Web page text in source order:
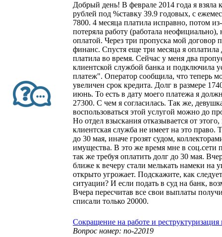
Добрый день! В феврале 2014 года я взяла
рублей под %ставку 39.9 годовых, с
7800. 4 месяца платила исправно, потом
потеряла работу (работала
оплатой. Через три пропуска мой договор
финанс. Спустя еще три месяца я оплатила
платила во время. Сейчас у меня два
клиентской службой банка и подключила
платеж". Оператор сообщила, что теперь
увеличен срок кредита. Долг в размере
июнь. То есть в дату моего платежа я
27300. С чем я согласилась. Так же,
воспользоваться этой услугой можно до
Но отдел взыскания отказывается от этого,
клиентская служба не имеет на это право.
до 30 мая, иначе грозят судом,
имущества. В это же время мне в
так же требуя оплатить долг до 30 мая.
ближе к вечеру стали мелькать намеки на
открыто угрожает. Подскажите, как
ситуации? И если подать в суд на банк,
Вчера пересчитав все свои выплаты
списали только 20000.
Сокращение на работе и реструктуризация
Вопрос номер: no-22019